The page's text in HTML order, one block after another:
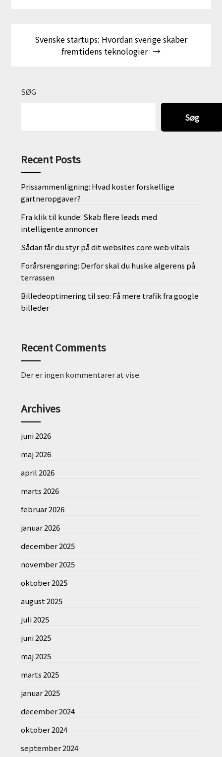
Svenske startups: Hvordan sverige skaber
fremtidens teknologier
SØG
Søg
Recent Posts
Prissammenligning: Hvad koster forskellige
gartneropgaver?
Fra klik til kunde: Skab flere leads med
intelligente annoncer
Sådan får du styr på dit websites core web vitals
Forårsrengøring: Derfor skal du huske algerens på
terrassen
Billedeoptimering til seo: Få mere trafik fra google
billeder
Recent Comments
Der er ingen kommentarer at vise.
Archives
juni 2026
maj 2026
april 2026
marts 2026
februar 2026
januar 2026
december 2025
november 2025
oktober 2025
august 2025
juli 2025
juni 2025
maj 2025
marts 2025
januar 2025
december 2024
oktober 2024
september 2024